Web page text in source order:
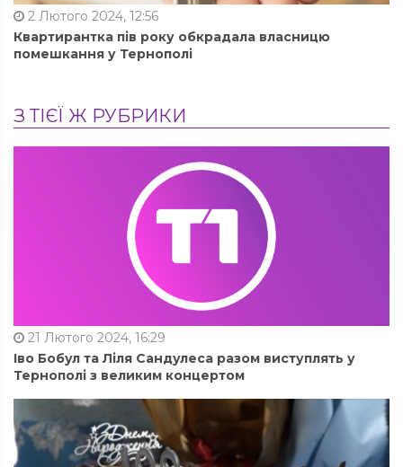
2 Лютого 2024, 12:56
Квартирантка пів року обкрадала власницю
помешкання у Тернополі
З ТІЄЇ Ж РУБРИКИ
21 Лютого 2024, 16:29
Іво Бобул та Ліля Сандулеса разом виступлять у
Тернополі з великим концертом